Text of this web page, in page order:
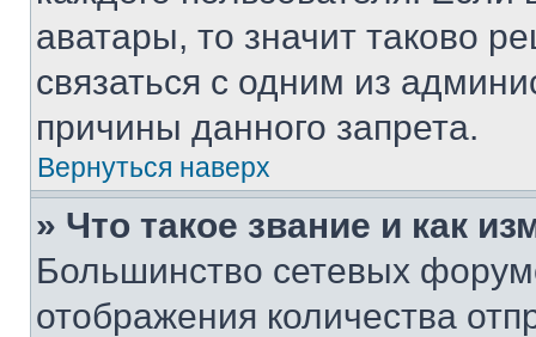
аватары, то значит таково
связаться с одним из
причины данного запрета.
Вернуться наверх
» Что такое звание и как
Большинство сетевых
отображения количества